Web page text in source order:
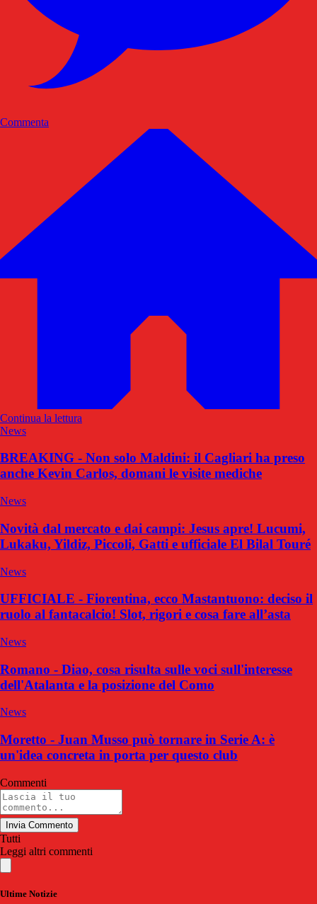
Commenta
Continua la lettura
News
BREAKING - Non solo Maldini: il Cagliari ha preso
anche Kevin Carlos, domani le visite mediche
News
Novità dal mercato e dai campi: Jesus apre! Lucumi,
Lukaku, Yildiz, Piccoli, Gatti e ufficiale El Bilal Touré
News
UFFICIALE - Fiorentina, ecco Mastantuono: deciso il
ruolo al fantacalcio! Slot, rigori e cosa fare all’asta
News
Romano - Diao, cosa risulta sulle voci sull'interesse
dell'Atalanta e la posizione del Como
News
Moretto - Juan Musso può tornare in Serie A: è
un'idea concreta in porta per questo club
Commenti
Invia Commento
Tutti
Leggi altri commenti
Ultime Notizie